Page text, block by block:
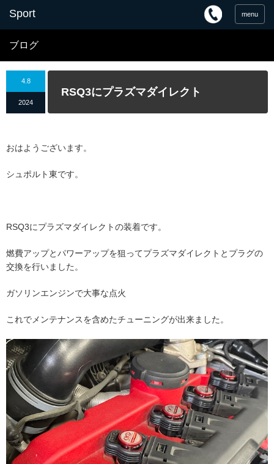
menu
ブログ
4.8
2024
RSQ3にプラズマダイレクト
おはようございます。
シュポルト東です。
RSQ3にプラズマダイレクトの装着です。
燃費アップとパワーアップを狙ってプラズマダイレクトとプラグの
交換を行いました。
ガソリンエンジンで大事な点火
これでメンテナンスを含めたチューニングが出来ました。